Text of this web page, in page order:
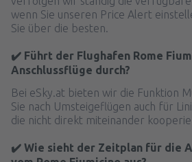
wenn Sie unseren Price Alert
Sie über die besten.
✔️ Führt der Flughafen Rome
Anschlussflüge durch?
Bei eSky.at bieten wir die Funktion
Sie nach Umsteigeflügen auch für
die nicht direkt miteinander
✔️ Wie sieht der Zeitplan für die